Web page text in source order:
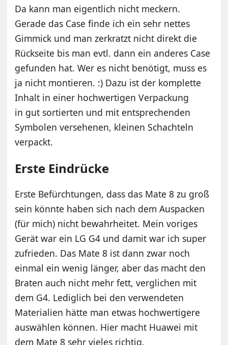
Da kann man eigentlich nicht meckern.
Gerade das Case finde ich ein sehr nettes
Gimmick und man zerkratzt nicht direkt die
Rückseite bis man evtl. dann ein anderes Case
gefunden hat. Wer es nicht benötigt, muss es
ja nicht montieren. :) Dazu ist der komplette
Inhalt in einer hochwertigen Verpackung
in gut sortierten und mit entsprechenden
Symbolen versehenen, kleinen Schachteln
verpackt.
Erste Eindrücke
Erste Befürchtungen, dass das Mate 8 zu groß
sein könnte haben sich nach dem Auspacken
(für mich) nicht bewahrheitet. Mein voriges
Gerät war ein LG G4 und damit war ich super
zufrieden. Das Mate 8 ist dann zwar noch
einmal ein wenig länger, aber das macht den
Braten auch nicht mehr fett, verglichen mit
dem G4. Lediglich bei den verwendeten
Materialien hätte man etwas hochwertigere
auswählen können. Hier macht Huawei mit
dem Mate 8 sehr vieles richtig.